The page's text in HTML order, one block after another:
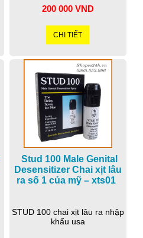
200 000 VND
CHI TIẾT
Stud 100 Male Genital
Desensitizer Chai xịt lâu
ra số 1 của mỹ – xts01
STUD 100 chai xịt lâu ra nhập
khẩu usa